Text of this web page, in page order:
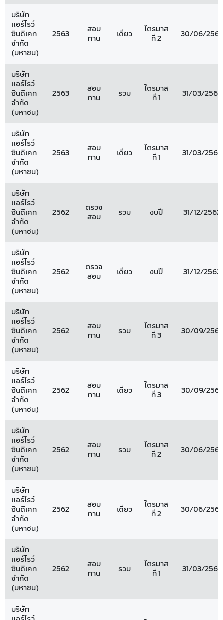
บริษัท
แอร์โรว์
ซินดิเคท
จำกัด
(มหาชน)
2563
สอบ
ทาน
เดี่ยว
ไตรมาส
ที่ 2
30/06/2563
บริษัท
แอร์โรว์
ซินดิเคท
จำกัด
(มหาชน)
2563
สอบ
ทาน
รวม
ไตรมาส
ที่ 1
31/03/2563
บริษัท
แอร์โรว์
ซินดิเคท
จำกัด
(มหาชน)
2563
สอบ
ทาน
เดี่ยว
ไตรมาส
ที่ 1
31/03/2563
บริษัท
แอร์โรว์
ซินดิเคท
จำกัด
(มหาชน)
2562
ตรวจ
สอบ
รวม งบปี 31/12/2562
บริษัท
แอร์โรว์
ซินดิเคท
จำกัด
(มหาชน)
2562
ตรวจ
สอบ
เดี่ยว งบปี 31/12/2562
บริษัท
แอร์โรว์
ซินดิเคท
จำกัด
(มหาชน)
2562
สอบ
ทาน
รวม
ไตรมาส
ที่ 3
30/09/2562
บริษัท
แอร์โรว์
ซินดิเคท
จำกัด
(มหาชน)
2562
สอบ
ทาน
เดี่ยว
ไตรมาส
ที่ 3
30/09/2562
บริษัท
แอร์โรว์
ซินดิเคท
จำกัด
(มหาชน)
2562
สอบ
ทาน
รวม
ไตรมาส
ที่ 2
30/06/2562
บริษัท
แอร์โรว์
ซินดิเคท
จำกัด
(มหาชน)
2562
สอบ
ทาน
เดี่ยว
ไตรมาส
ที่ 2
30/06/2562
บริษัท
แอร์โรว์
ซินดิเคท
จำกัด
(มหาชน)
2562
สอบ
ทาน
รวม
ไตรมาส
ที่ 1
31/03/2562
บริษัท